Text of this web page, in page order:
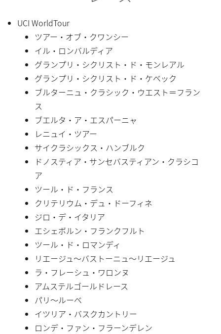
UCI WorldTour
ツアー・オブ・クワンシー
イル・ロンバルディア
グランプリ・シクリスト・ド・モンレアル
グランプリ・シクリスト・ド・ケベック
ブルターニュ・クラシック・ウエスト＝フラン
ス
ブエルタ・ア・エスパーニャ
レニュイ・ツアー
サイクラシックス・ハンブルク
ドノスティア・サンセバスティアン・クラシコ
ア
ツール・ド・フランス
クリテリウム・デュ・ドーフィネ
ジロ・デ・イタリア
エシェボルン・フランクフルト
ツール・ド・ロマンディ
リエージュ〜バストーニュ〜リエージュ
ラ・フレーシュ・ワロンヌ
アムステルゴールドレース
パリ〜ルーベ
イツリア・バスクカントリー
ロンデ・ファン・フラーンデレン